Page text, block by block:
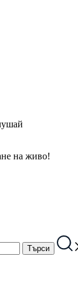
на живо!